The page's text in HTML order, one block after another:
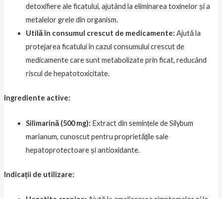
detoxifiere ale ficatului, ajutând la eliminarea toxinelor și a
metalelor grele din organism.
Utilă în consumul crescut de medicamente: Ajută la
protejarea ficatului în cazul consumului crescut de
medicamente care sunt metabolizate prin ficat, reducând
riscul de hepatotoxicitate.
Ingrediente active:
Silimarină (500 mg): Extract din semințele de Silybum
marianum, cunoscut pentru proprietățile sale
hepatoprotectoare și antioxidante.
Indicații de utilizare: